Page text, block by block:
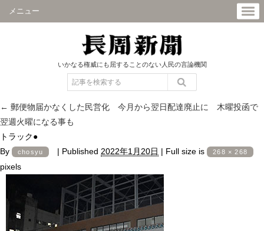
メニュー
いかなる権威にも屈することのない人民の言論機関
← 郵便物届かなくした民営化 今月から翌日配達廃止に 木曜投函で
翌週火曜になる事も
トラック●
By
chosyu | Published 2022年1月20日 | Full size is 268 × 268
pixels